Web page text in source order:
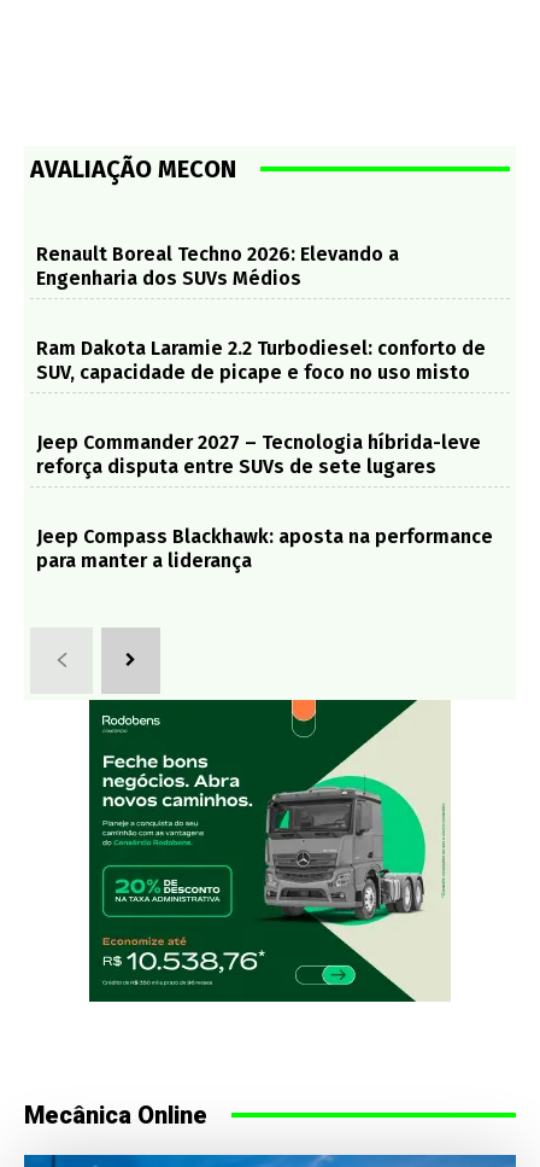
AVALIAÇÃO MECON
Renault Boreal Techno 2026: Elevando a
Engenharia dos SUVs Médios
Ram Dakota Laramie 2.2 Turbodiesel: conforto de
SUV, capacidade de picape e foco no uso misto
Jeep Commander 2027 – Tecnologia híbrida-leve
reforça disputa entre SUVs de sete lugares
Jeep Compass Blackhawk: aposta na performance
para manter a liderança
Mecânica Online